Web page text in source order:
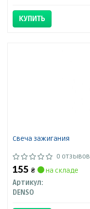
КУПИТЬ
Свеча зажигания
0 отзывов
155 ₴
на складе
Артикул:
DENSO